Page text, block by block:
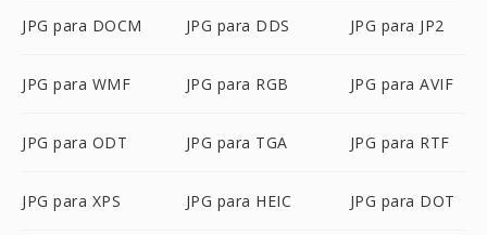
JPG para DOCM JPG para DDS JPG para JP2
JPG para WMF JPG para RGB JPG para AVIF
JPG para ODT JPG para TGA JPG para RTF
JPG para XPS JPG para HEIC JPG para DOT